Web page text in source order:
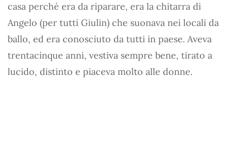
casa perché era da riparare, era la chitarra di
Angelo (per tutti Giulin) che suonava nei locali da
ballo, ed era conosciuto da tutti in paese. Aveva
trentacinque anni, vestiva sempre bene, tirato a
lucido, distinto e piaceva molto alle donne.